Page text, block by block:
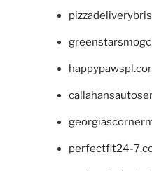
perfectfit24-